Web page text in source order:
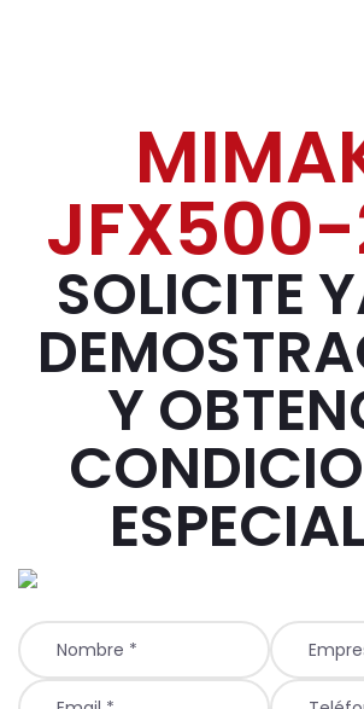
JFX500-
SOLICITE
Y